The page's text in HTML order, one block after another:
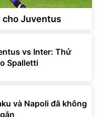
cho Juventus
vs Inter: Thử
Spalletti
và Napoli đã không